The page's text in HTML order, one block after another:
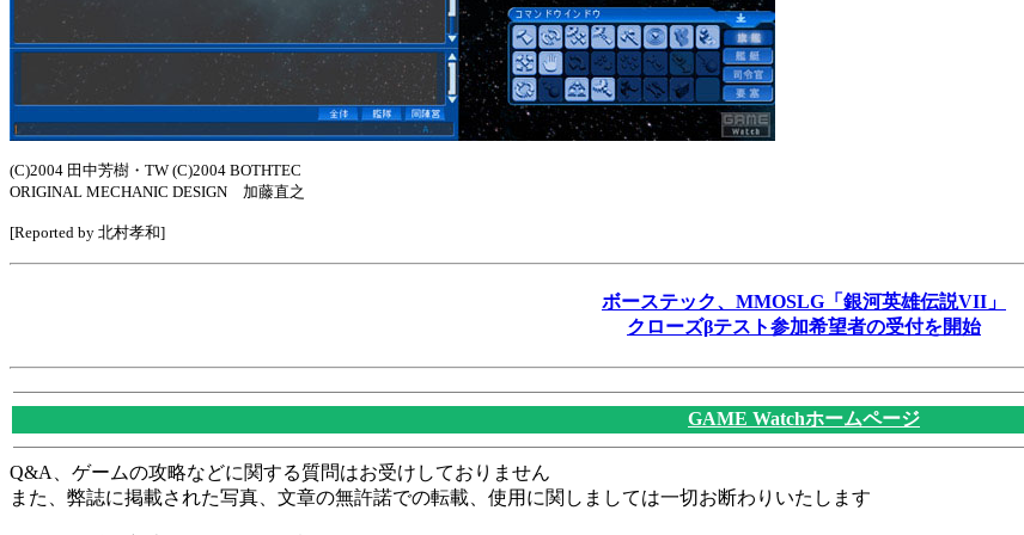
(C)2004 田中芳樹・TW (C)2004 BOTHTEC
ORIGINAL MECHANIC DESIGN 加藤直之
[Reported by 北村孝和]
ボーステック、MMOSLG「銀河英雄伝説VII」
クローズβテスト参加希望者の受付を開始
GAME Watchホームページ
Q&A、ゲームの攻略などに関する質問はお受けしておりません
また、弊誌に掲載された写真、文章の無許諾での転載、使用に関しましては一切お断わりいたします